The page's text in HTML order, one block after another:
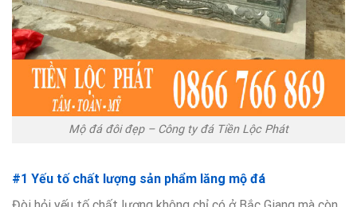
Mộ đá đôi đẹp – Công ty đá Tiền Lộc Phát
#1 Yếu tố chất lượng sản phẩm lăng mộ đá